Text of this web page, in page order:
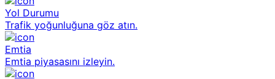
Yol Durumu
Trafik yoğunluğuna göz atın.
Emtia
Emtia piyasasını izleyin.